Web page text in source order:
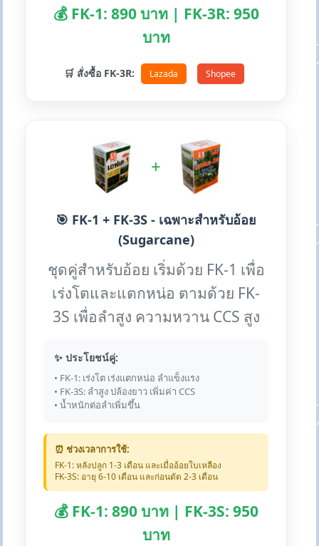
💰 FK-1: 890 บาท | FK-3R: 950
บาท
🛒 สั่งซื้อ FK-3R: Lazada Shopee
+
🎯 FK-1 + FK-3S - เฉพาะสำหรับอ้อย
(Sugarcane)
ชุดคู่สำหรับอ้อย เริ่มด้วย FK-1 เพื่อ
เร่งโตและแตกหน่อ ตามด้วย FK-
3S เพื่อลำสูง ความหวาน CCS สูง
✨ ประโยชน์คู่:
• FK-1: เร่งโต เร่งแตกหน่อ ลำแข็งแรง
• FK-3S: ลำสูง ปล้องยาว เพิ่มค่า CCS
• น้ำหนักต่อลำเพิ่มขึ้น
⏰ ช่วงเวลาการใช้:
FK-1: หลังปลูก 1-3 เดือน และเมื่ออ้อยใบเหลือง
FK-3S: อายุ 6-10 เดือน และก่อนตัด 2-3 เดือน
💰 FK-1: 890 บาท | FK-3S: 950
บาท